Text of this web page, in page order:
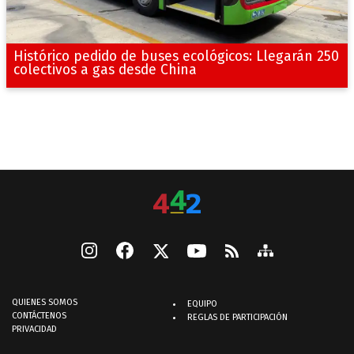
Histórico pedido de buses ecológicos: Llegarán 250
colectivos a gas desde China
QUIENES SOMOS
CONTÁCTENOS
PRIVACIDAD
EQUIPO
REGLAS DE PARTICIPACIÓN